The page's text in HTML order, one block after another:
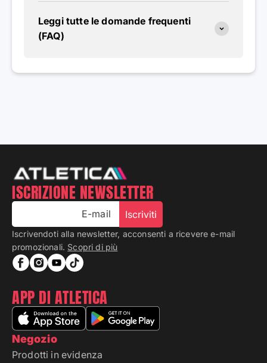
Leggi tutte le domande frequenti
(FAQ)
Negozio
Prodotti in evidenza
ISCRIZIONE NEWSLETTER
E-mail Iscriviti
Iscrivendoti alla newsletter, acconsenti a ricevere e-mail
promozionali. Scopri di più
APP DI ATLETICA